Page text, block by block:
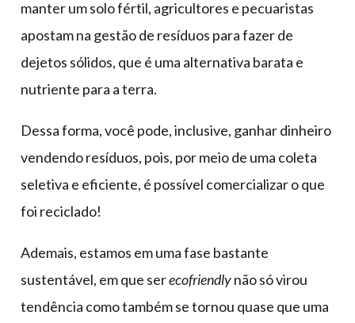
manter um solo fértil, agricultores e pecuaristas
apostam na gestão de resíduos para fazer de
dejetos sólidos, que é uma alternativa barata e
nutriente para a terra.
Dessa forma, você pode, inclusive, ganhar dinheiro
vendendo resíduos, pois, por meio de uma coleta
seletiva e eficiente, é possível comercializar o que
foi reciclado!
Ademais, estamos em uma fase bastante
sustentável, em que serecofriendlynão só virou
tendência como também se tornou quase que uma